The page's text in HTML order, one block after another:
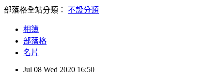
部落格全站分類： 不設分類
相簿
部落格
名片
Jul 08 Wed 2020 16:50